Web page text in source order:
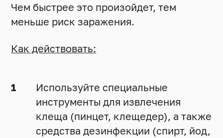
Чем быстрее это произойдет, тем
меньше риск заражения.
Как действовать:
Используйте специальные
инструменты для извлечения
клеща (пинцет, клещедер), а также
средства дезинфекции (спирт, йод,